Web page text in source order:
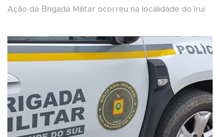
Ação da Brigada Militar ocorreu na localidade do Iruí